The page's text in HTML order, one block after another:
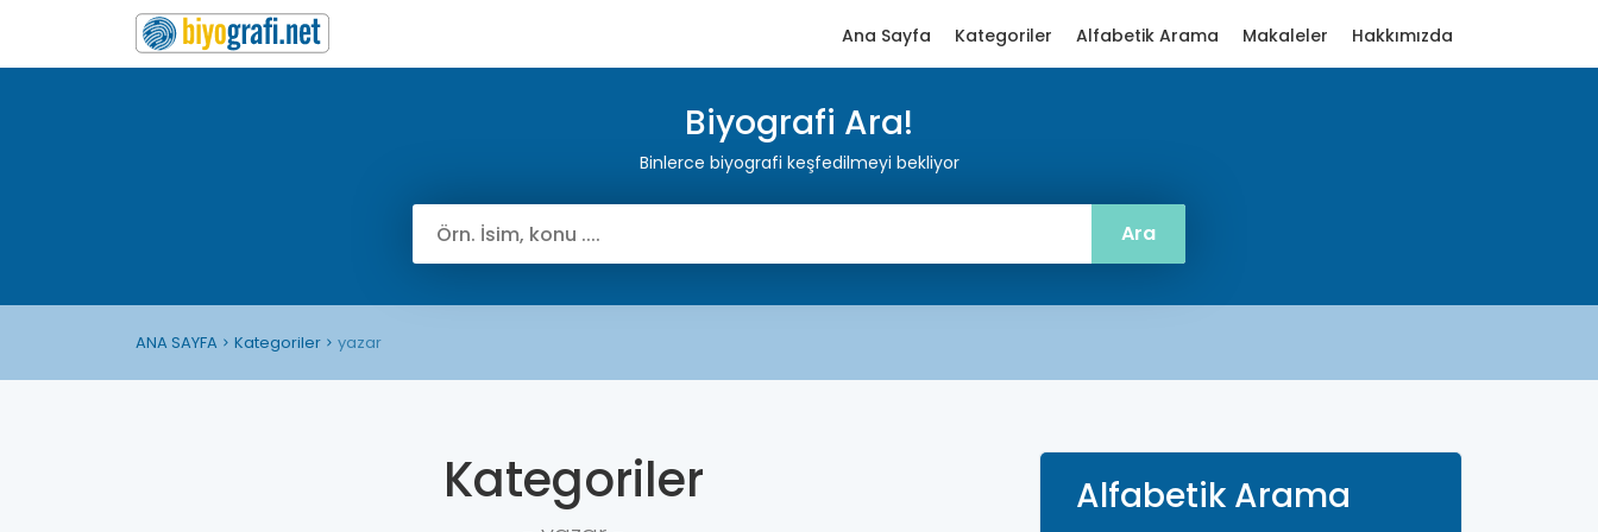
Ana Sayfa Kategoriler Alfabetik Arama Makaleler Hakkımızda
Biyografi Ara!
Binlerce biyografi keşfedilmeyi bekliyor
ANA SAYFA Kategoriler yazar
Kategoriler Alfabetik Arama